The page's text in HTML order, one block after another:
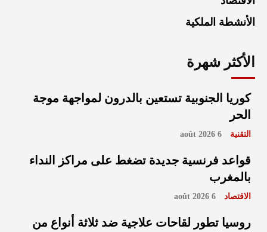
الأنشطة الملكية
الأكثر شهرة
كوريا الجنوبية تستعين بالدرون لمواجهة موجة
الحر
التقنية 6 août 2026
قواعد فرنسية جديدة تضغط على مراكز النداء
بالمغرب
الاقتصاد 6 août 2026
روسيا تطور لقاحات علاجية ضد ثلاثة أنواع من